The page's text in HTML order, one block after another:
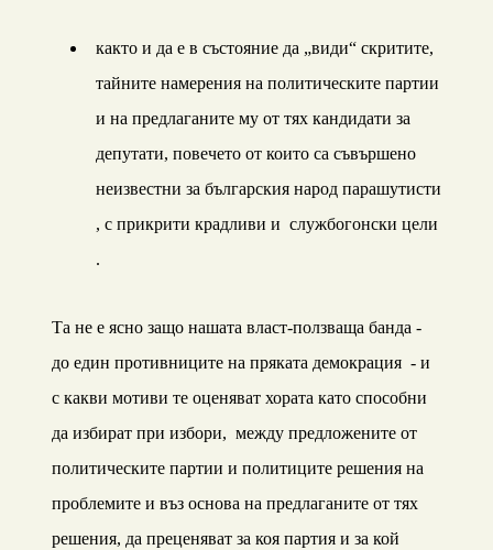
както и да е в състояние да „види“ скритите,
тайните намерения на политическите партии
и на предлаганите му от тях кандидати за
депутати, повечето от които са съвършено
неизвестни за българския народ парашутисти
, с прикрити крадливи и службогонски цели
.
Та не е ясно защо нашата власт-ползваща банда -
до един противниците на пряката демокрация - и
с какви мотиви те оценяват хората като способни
да избират при избори, между предложените от
политическите партии и политиците решения на
проблемите и въз основа на предлаганите от тях
решения, да преценяват за коя партия и за кой